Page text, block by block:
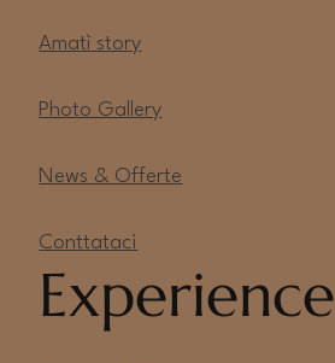
Amatì story
Photo Gallery
News & Offerte
Conttataci
Experience